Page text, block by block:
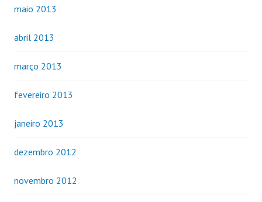
maio 2013
abril 2013
março 2013
fevereiro 2013
janeiro 2013
dezembro 2012
novembro 2012